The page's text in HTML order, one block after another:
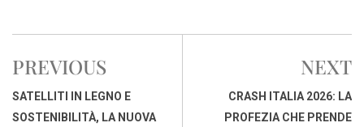
c
b
o
o
a
s
A
p
n
d
I
r
s
a
p
i
PREVIOUS
SATELLITI IN LEGNO E
SOSTENIBILITÀ, LA NUOVA
NEXT
CRASH ITALIA 2026: LA
PROFEZIA CHE PRENDE